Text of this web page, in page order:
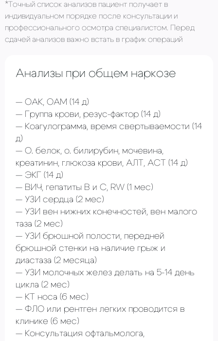
*Точный список анализов пациент получает в
индивидуальном порядке после консультации и
профессионального осмотра специалистом. Перед
сдачей анализов важно встать в график операций
Анализы при общем наркозе
ОАК, ОАМ (14 д)
Группа крови, резус-фактор (14 д)
Коагулограмма, время свертываемости (14
д)
О. белок, о. билирубин, мочевина,
креатинин, глюкоза крови, АЛТ, АСТ (14 д)
ЭКГ (14 д)
ВИЧ, гепатиты В и С, RW (1 мес)
УЗИ сердца (2 мес)
УЗИ вен нижних конечностей, вен малого
таза (2 мес)
УЗИ брюшной полости, передней
брюшной стенки на наличие грыж и
диастаза (2 месяца)
УЗИ молочных желез делать на 5-14 день
цикла (2 мес)
КТ носа (6 мес)
ФЛО или рентген легких проводится в
клинике (6 мес)
Консультация офтальмолога,